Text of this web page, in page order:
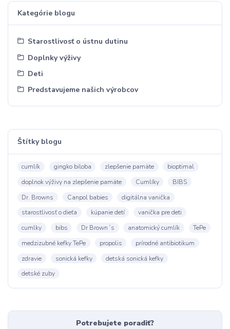
Kategórie blogu
Starostlivosť o ústnu dutinu
Doplnky výživy
Deti
Predstavujeme našich výrobcov
Štítky blogu
cumlík gingko biloba zlepšenie pamäte
bioptimal
doplnok výživy na zlepšenie pamäte
Cumlíky
BIBS
Dr. Browns
Canpol babies
digitálna vanička
starostlivosť o dieťa
kúpanie detí
vanička pre deti
cumlky
bibs Dr Brown´s anatomický cumlík
TePe
medzizubné kefky TePe
propolis
prírodné antibiotikum
zdravie
sonická kefky
detská sonická kefky
detské zuby
Potrebujete poradiť?